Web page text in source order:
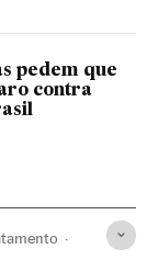
pedem que
contra